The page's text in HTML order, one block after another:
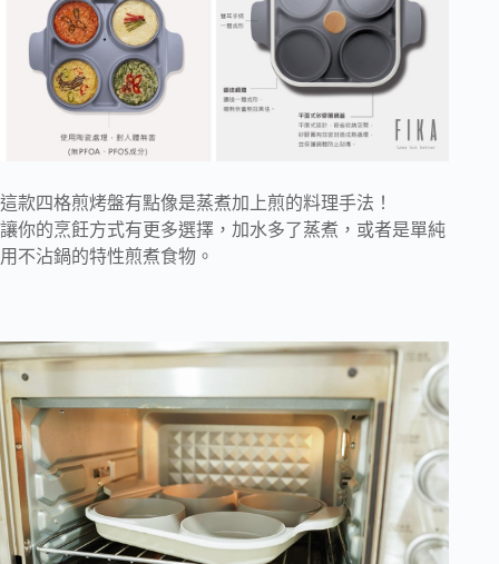
這款四格煎烤盤有點像是蒸煮加上煎的料理手法！
讓你的烹飪方式有更多選擇，加水多了蒸煮，或者是單純
用不沾鍋的特性煎煮食物。